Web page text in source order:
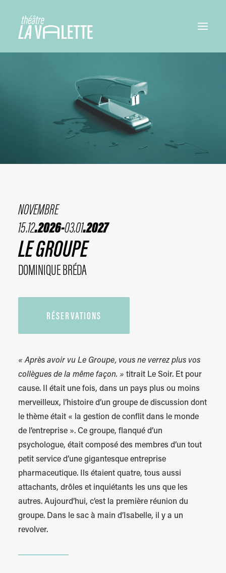
RÉSERVATIONS
NOVEMBRE
15.12.2026-03.01.2027
LE GROUPE
DOMINIQUE BRÉDA
RÉSERVATIONS
« Après avoir vu Le Groupe, vous ne verrez plus vos
collègues de la même façon. » titrait Le Soir. Et pour
cause. Il était une fois, dans un pays plus ou moins
merveilleux, l’histoire d’un groupe de discussion dont
le thème était « la gestion de conflit dans le monde
de l’entreprise ». Ce groupe, flanqué d’un
psychologue, était composé des membres d’un tout
petit service d’une gigantesque entreprise
pharmaceutique. Ils étaient quatre, tous aussi
attachants, drôles et inquiétants les uns que les
autres. Aujourd’hui, c’est la première réunion du
groupe. Dans le sac à main d’Isabelle, il y a un
revolver.